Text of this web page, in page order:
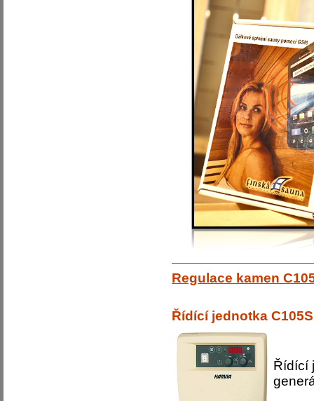
Regulace kamen
Řídící jednotka
Řídící